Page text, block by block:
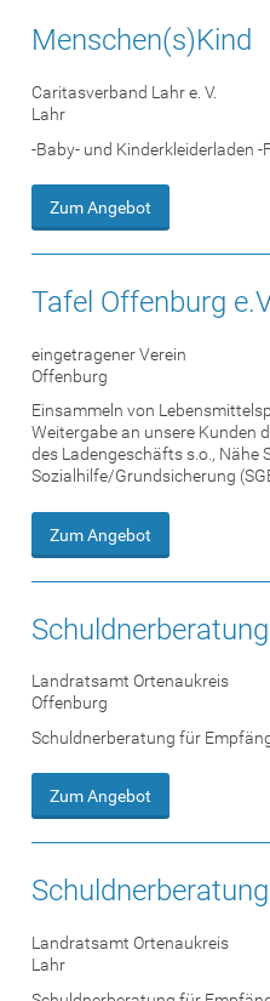
Menschen(s)Kind
Caritasverband Lahr e. V.
Lahr
-Baby- und Kinderkleiderladen
Zum Angebot
Tafel Offenburg
eingetragener Verein
Offenburg
Einsammeln von
Weitergabe an unsere Kunden
des Ladengeschäfts s.o., Nähe
Sozialhilfe/Grundsicherung
Zum Angebot
Landratsamt Ortenaukreis
Offenburg
Schuldnerberatung für
Zum Angebot
Landratsamt Ortenaukreis
Lahr